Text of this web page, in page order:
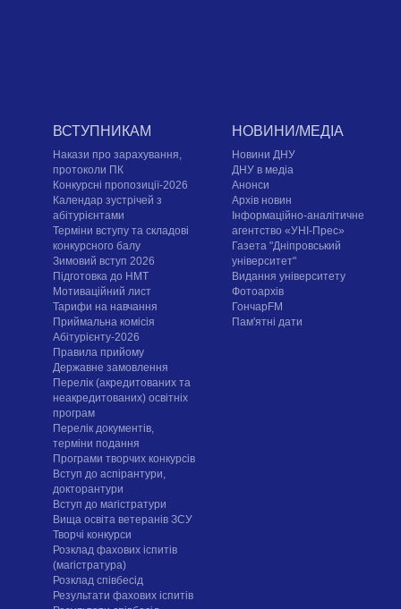
ВСТУПНИКАМ
Накази про зарахування,
протоколи ПК
Конкурсні пропозиції-2026
Календар зустрічей з
абітурієнтами
Терміни вступу та складові
конкурсного балу
Зимовий вступ 2026
Підготовка до НМТ
Мотиваційний лист
Тарифи на навчання
Приймальна комісія
Абітурієнту-2026
Правила прийому
Державне замовлення
Перелік (акредитованих та
неакредитованих) освітніх
програм
Перелік документів,
терміни подання
Програми творчих конкурсiв
Вступ до аспірантури,
докторантури
Вступ до магістратури
Вища освіта ветеранів ЗСУ
Творчі конкурси
Розклад фахових іспитів
(магістратура)
Розклад співбесід
Результати фахових іспитів
НОВИНИ/МЕДІА
Новини ДНУ
ДНУ в медіа
Анонси
Архів новин
Інформаційно-аналітичне
агентство «УНІ-Прес»
Газета "Дніпровський
університет"
Видання університету
Фотоархів
ГончарFM
Пам'ятні дати